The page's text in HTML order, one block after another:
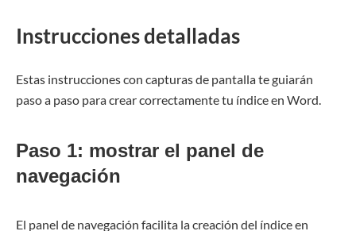
Instrucciones detalladas
Estas instrucciones con capturas de pantalla te guiarán
paso a paso para crear correctamente tu índice en Word.
Paso 1: mostrar el panel de
navegación
El panel de navegación facilita la creación del índice en